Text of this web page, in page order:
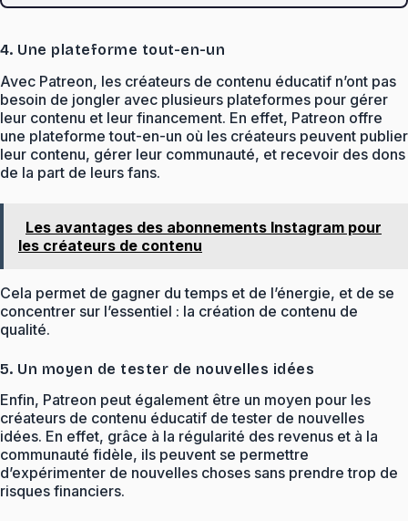
4. Une plateforme tout-en-un
Avec Patreon, les créateurs de contenu éducatif n’ont pas
besoin de jongler avec plusieurs plateformes pour gérer
leur contenu et leur financement. En effet, Patreon offre
une plateforme tout-en-un où les créateurs peuvent publier
leur contenu, gérer leur communauté, et recevoir des dons
de la part de leurs fans.
Les avantages des abonnements Instagram pour
les créateurs de contenu
Cela permet de gagner du temps et de l’énergie, et de se
concentrer sur l’essentiel : la création de contenu de
qualité.
5. Un moyen de tester de nouvelles idées
Enfin, Patreon peut également être un moyen pour les
créateurs de contenu éducatif de tester de nouvelles
idées. En effet, grâce à la régularité des revenus et à la
communauté fidèle, ils peuvent se permettre
d’expérimenter de nouvelles choses sans prendre trop de
risques financiers.